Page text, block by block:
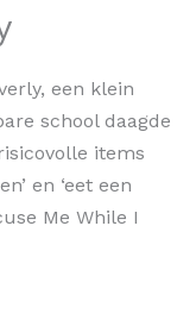
een klein
school daagde
items
en ‘eet een
Me While I